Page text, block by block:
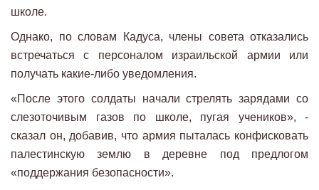
школе.
Однако, по словам Кадуса, члены совета отказались
встречаться с персоналом израильской армии или
получать какие-либо уведомления.
«После этого солдаты начали стрелять зарядами со
слезоточивым газов по школе, пугая учеников», -
сказал он, добавив, что армия пыталась конфисковать
палестинскую землю в деревне под предлогом
«поддержания безопасности».